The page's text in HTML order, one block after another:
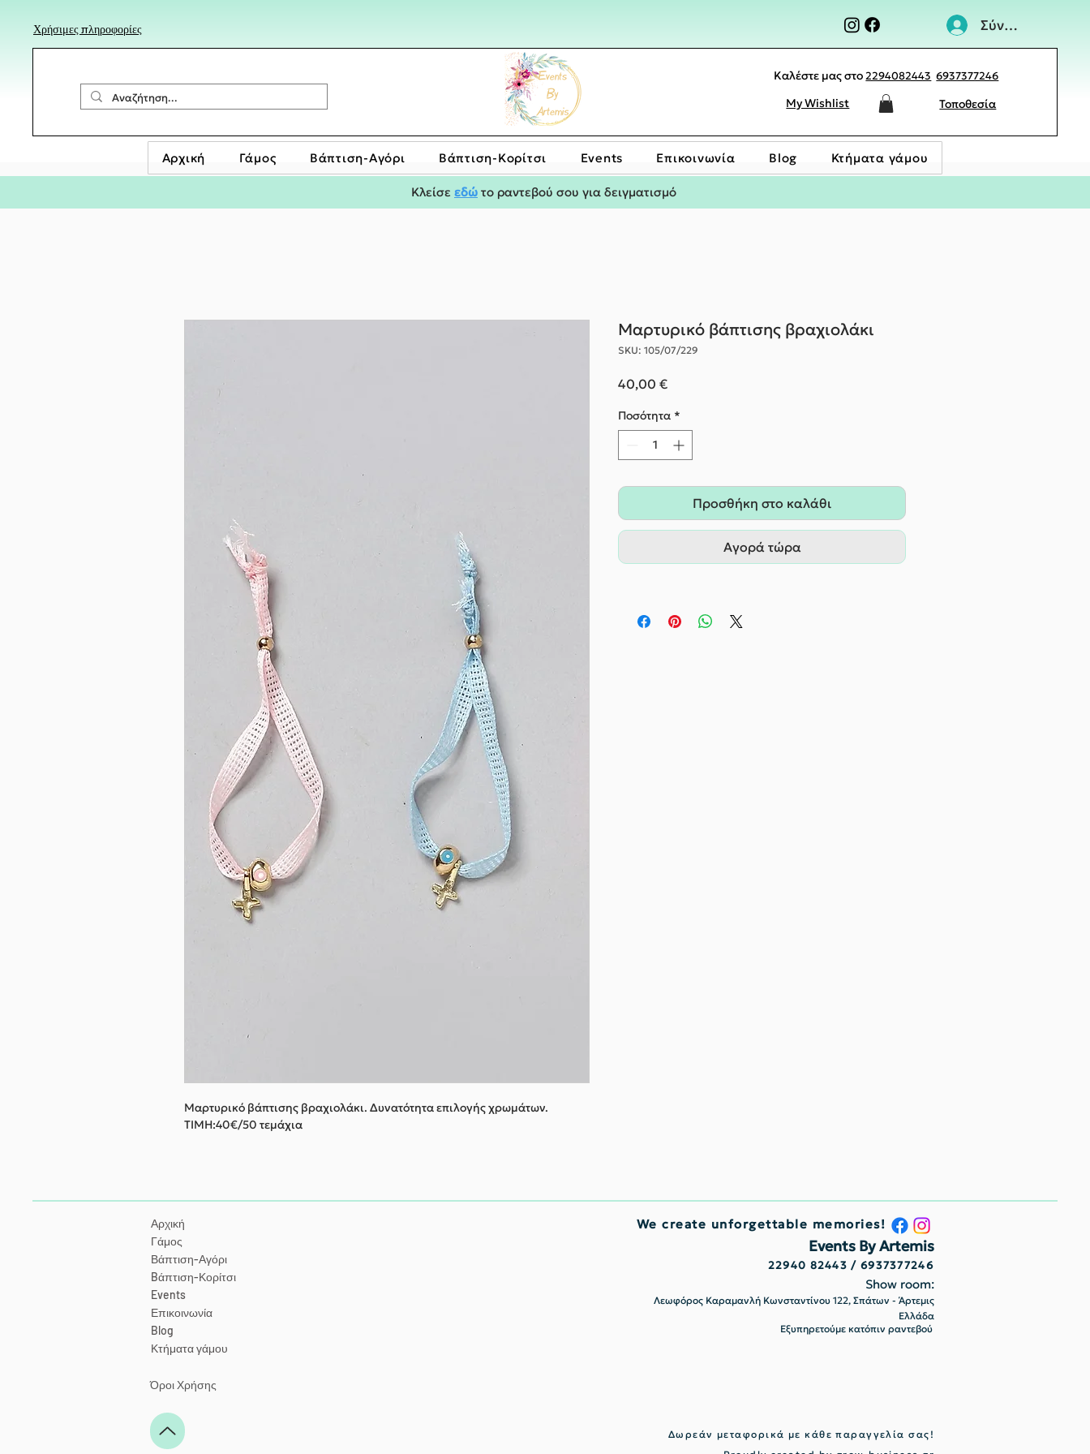
Χρήσιμες πληροφορίες Σύνδεση
Καλέστε μας στο2294082443 6937377246
My Wishlist Τοποθεσία
Αρχική Γάμος Βάπτιση-Αγόρι Bάπτιση-Κορίτσι Events Επικοινωνία Blog Κτήματα γάμου
Κλείσε εδώ το ραντεβού σου για δειγματισμό
Μαρτυρικό βάπτισης βραχιολάκι. Δυνατότητα επιλογής χρωμάτων.
ΤΙΜΗ:40€/50 τεμάχια
Μαρτυρικό βάπτισης βραχιολάκι
SKU: 105/07/229
40,00 €Τιμή
Ποσότητα *
Προσθήκη στο καλάθι
Αγορά τώρα
Αρχική
Γάμος
Βάπτιση-Αγόρι
Bάπτιση-Κορίτσι
Events
Επικοινωνία
Blog
Κτήματα γάμου
We create unforgettable memories!
Events By Artemis
22940 82443 / 6937377246
Show room:
Λεωφόρος Καραμανλή Κωνσταντίνου 122, Σπάτων - Άρτεμις
Ελλάδα
Εξυπηρετούμε κατόπιν ραντεβού
Όροι Χρήσης
Δωρεάν μεταφορικά με κάθε παραγγελία σας!